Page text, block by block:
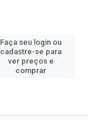
Faça seu login ou
cadastre-se para
ver preços e
comprar